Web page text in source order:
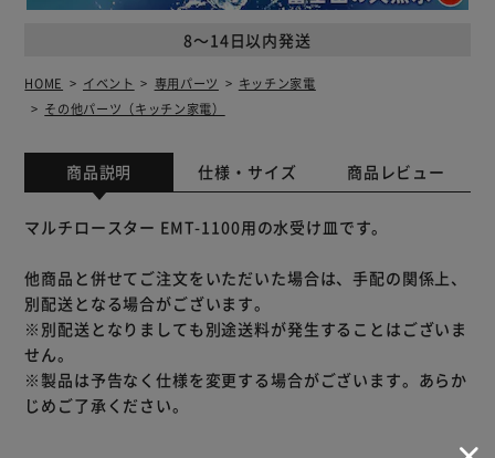
8～14日以内発送
HOME イベント 専用パーツ
キッチン家電
その他パーツ（キッチン家電）
商品説明 仕様・サイズ 商品レビュー
マルチロースター EMT-1100用の水受け皿です。
他商品と併せてご注文をいただいた場合は、手配の関係上、
別配送となる場合がございます。
※別配送となりましても別途送料が発生することはございま
せん。
※製品は予告なく仕様を変更する場合がございます。あらか
じめご了承ください。